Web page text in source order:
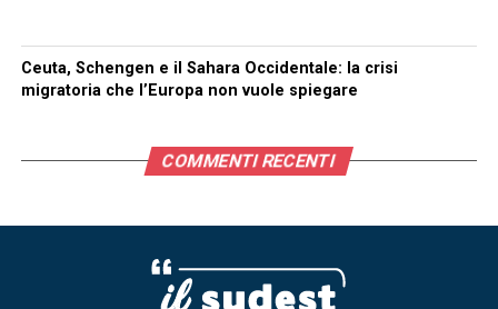
Ceuta, Schengen e il Sahara Occidentale: la crisi
migratoria che l’Europa non vuole spiegare
COMMENTI RECENTI